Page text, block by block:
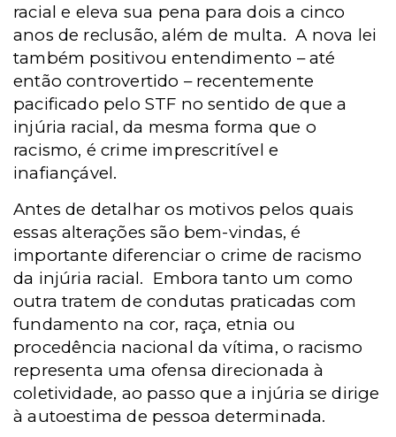
racial e eleva sua pena para dois a cinco
anos de reclusão, além de multa. A nova lei
também positivou entendimento – até
então controvertido – recentemente
pacificado pelo STF no sentido de que a
injúria racial, da mesma forma que o
racismo, é crime imprescritível e
inafiançável.
Antes de detalhar os motivos pelos quais
essas alterações são bem-vindas, é
importante diferenciar o crime de racismo
da injúria racial. Embora tanto um como
outra tratem de condutas praticadas com
fundamento na cor, raça, etnia ou
procedência nacional da vítima, o racismo
representa uma ofensa direcionada à
coletividade, ao passo que a injúria se dirige
à autoestima de pessoa determinada.